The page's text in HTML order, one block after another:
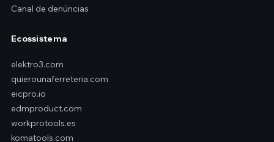
Canal de denúncias
Ecossistema
elektro3.com
quierounaferreteria.com
eicpro.io
edmproduct.com
workprotools.es
komatools.com